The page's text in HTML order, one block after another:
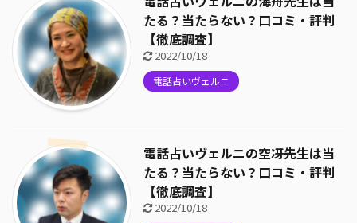
たる？当たらない？口コミ・評判
【徹底調査】
2022/10/18
電話占いヴェルニ
電話占いヴェルニの空冴先生は当
たる？当たらない？口コミ・評判
【徹底調査】
2022/10/18